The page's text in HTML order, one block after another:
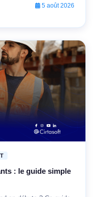
5 août 2026
: le guide simple